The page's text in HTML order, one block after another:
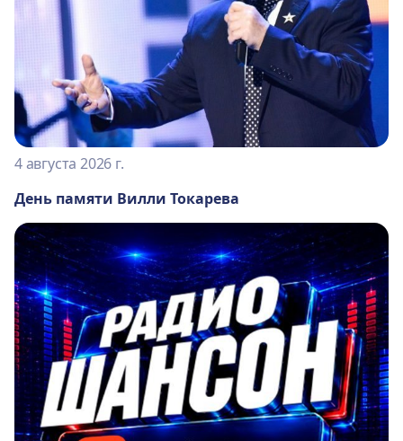
4 августа 2026 г.
День памяти Вилли Токарева